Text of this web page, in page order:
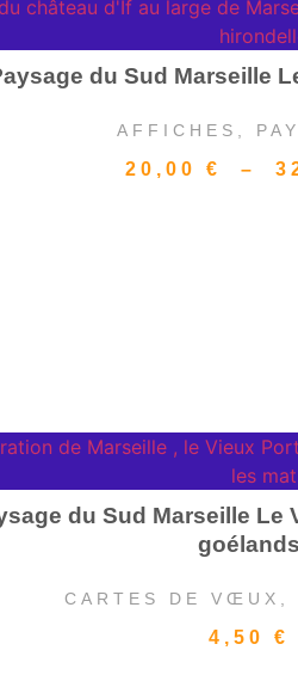
du Sud Marseille
AFFICHES
20,00€ –
du Sud Marseille Le
CARTES DE VŒUX
4,50 €